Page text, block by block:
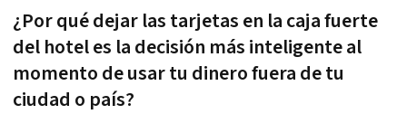
¿Por qué dejar las tarjetas en la caja fuerte
del hotel es la decisión más inteligente al
momento de usar tu dinero fuera de tu
ciudad o país?